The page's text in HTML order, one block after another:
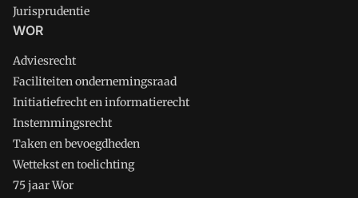
Jurisprudentie
WOR
Adviesrecht
Faciliteiten ondernemingsraad
Initiatiefrecht en informatierecht
Instemmingsrecht
Taken en bevoegdheden
Wettekst en toelichting
75 jaar Wor